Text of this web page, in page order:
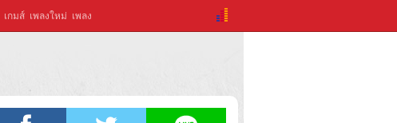
เกมส์ เพลงใหม่ เพลง